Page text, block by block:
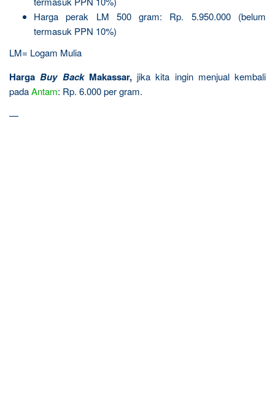
Harga perak LM 500 gram: Rp. 5.950.000 (belum
termasuk PPN 10%)
LM= Logam Mulia
Harga Buy BackMakassar,jika kita ingin menjual kembali
padaAntam: Rp. 6.000 per gram.
—